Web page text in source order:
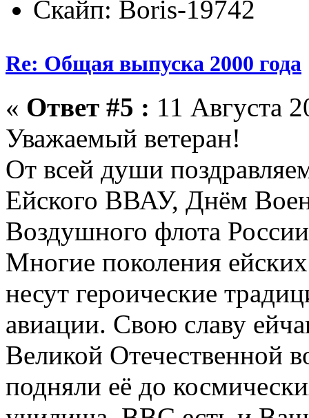
Скайп: Boris-19742
Re: Общая выпуска 2000 года
« Ответ #5 : 11 Августа
Уважаемый ветеран!
От всей души
Ейского ВВАУ, Днём
Воздушного флота
Многие поколения
несут героические
авиации. Свою славу
Великой Отечественной
подняли её до